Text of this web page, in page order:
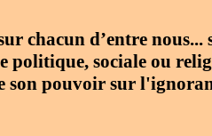
chacun d’entre nous...
sociale ou
son pouvoir sur